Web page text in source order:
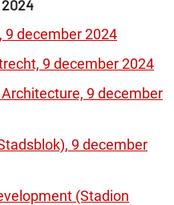
9 december 2024
9 december 2024
9 december
9 december
(Stadion